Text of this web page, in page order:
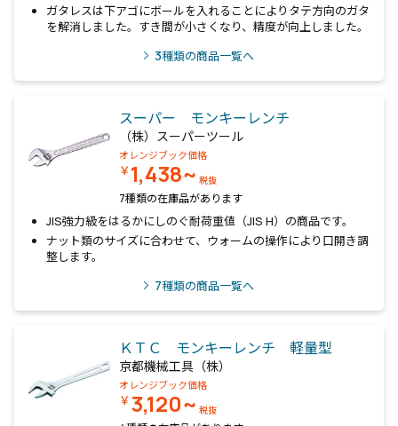
ガタレスは下アゴにボールを入れることによりタテ方向のガタ
を解消しました。すき間が小さくなり、精度が向上しました。
3種類の商品一覧へ
スーパー モンキーレンチ
（株）スーパーツール
オレンジブック価格
￥1,438~ 税抜
7種類の在庫品があります
JIS強力級をはるかにしのぐ耐荷重値（JIS H）の商品です。
ナット類のサイズに合わせて、ウォームの操作により口開き調
整します。
7種類の商品一覧へ
ＫＴＣ モンキーレンチ 軽量型
京都機械工具（株）
オレンジブック価格
￥3,120~ 税抜